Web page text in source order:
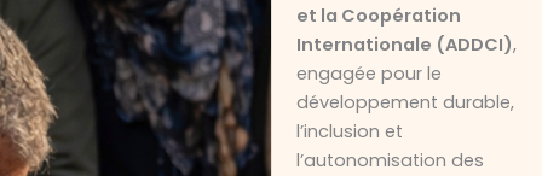
et la Coopération
Internationale (ADDCI),
engagée pour le
développement durable,
l’inclusion et
l’autonomisation des